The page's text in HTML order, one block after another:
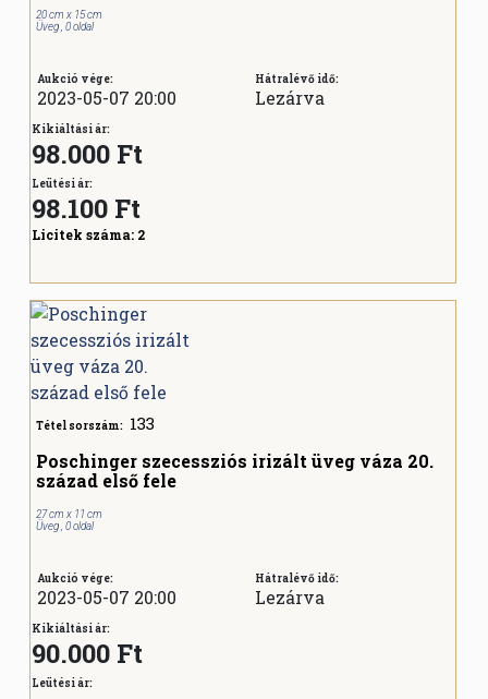
20 cm x 15 cm
Üveg , 0 oldal
Aukció vége:
2023-05-07 20:00
Hátralévő idő:
Lezárva
Kikiáltási ár:
98.000 Ft
Leütési ár:
98.100 Ft
Licitek száma: 2
Tétel sorszám: 133
Poschinger szecessziós irizált üveg váza 20.
század első fele
27 cm x 11 cm
Üveg , 0 oldal
Aukció vége:
2023-05-07 20:00
Hátralévő idő:
Lezárva
Kikiáltási ár:
90.000 Ft
Leütési ár: